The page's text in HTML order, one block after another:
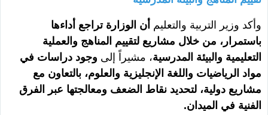
وأكد وزير التربية والتعليم أن الوزارة تراجع أداءها
باستمرار، من خلال مشاريع لتقييم المناهج والعملية
التعليمية والبيئة المدرسية، مشيراً إلى وجود دراسات في
مواد الرياضيات واللغة الإنجليزية والعلوم، بالتعاون مع
مشاريع دولية، لتحديد نقاط الضعف ومعالجتها عبر الفرق
الفنية في الميدان.